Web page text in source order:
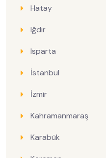
Hatay
Iğdır
Isparta
İstanbul
İzmir
Kahramanmaraş
Karabük